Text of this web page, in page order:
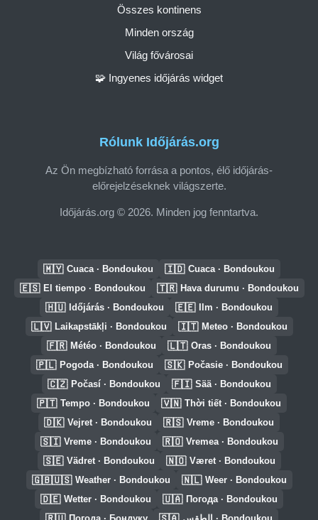
Rólunk Időjárás.org
Az Ön megbízható forrása a pontos, élő időjárás-
előrejelzéseknek világszerte.
Időjárás.org © 2026. Minden jog fenntartva.
Összes kontinens
Minden ország
Világ fővárosai
🧩 Ingyenes időjárás widget
🇲🇾 Cuaca · Bondoukou 🇮🇩 Cuaca · Bondoukou
🇪🇸 El tiempo · Bondoukou 🇹🇷 Hava durumu · Bondoukou
🇭🇺 Időjárás · Bondoukou 🇪🇪 Ilm · Bondoukou
🇱🇻 Laikapstākļi · Bondoukou 🇮🇹 Meteo · Bondoukou
🇫🇷 Météo · Bondoukou 🇱🇹 Oras · Bondoukou
🇵🇱 Pogoda · Bondoukou 🇸🇰 Počasie · Bondoukou
🇨🇿 Počasí · Bondoukou 🇫🇮 Sää · Bondoukou
🇵🇹 Tempo · Bondoukou 🇻🇳 Thời tiết · Bondoukou
🇩🇰 Vejret · Bondoukou 🇷🇸 Vreme · Bondoukou
🇸🇮 Vreme · Bondoukou 🇷🇴 Vremea · Bondoukou
🇸🇪 Vädret · Bondoukou 🇳🇴 Været · Bondoukou
🇬🇧🇺🇸 Weather · Bondoukou 🇳🇱 Weer · Bondoukou
🇩🇪 Wetter · Bondoukou 🇺🇦 Погода · Bondoukou